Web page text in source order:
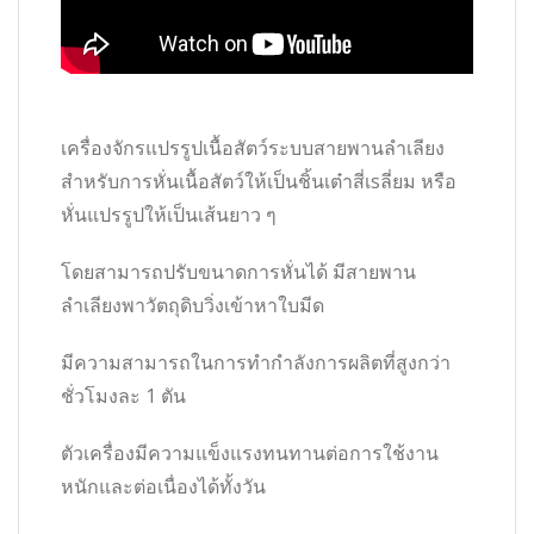
เครื่องจักรแปรรูปเนื้อสัตว์ระบบสายพานลำเลียง
สำหรับการหั่นเนื้อสัตว์ให้เป็นชิ้นเต๋าสี่เsลี่ยม หรือ
หั่นแปรรูปให้เป็นเส้นยาว ๆ
โดยสามารถปรับขนาดการหั่นได้ มีสายพาน
ลำเลียงพาวัตถุดิบวิ่งเข้าหาใบมีด
มีความสามารถในการทำกำลังการผลิตที่สูงกว่า
ชั่วโมงละ 1 ตัน
ตัวเครื่องมีความแข็งแรงทนทานต่อการใช้งาน
หนักและต่อเนื่องได้ทั้งวัน